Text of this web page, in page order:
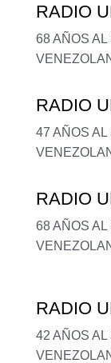
RADIO
68 AÑOS
RADIO
47 AÑOS
RADIO
68 AÑOS
RADIO
42 AÑOS